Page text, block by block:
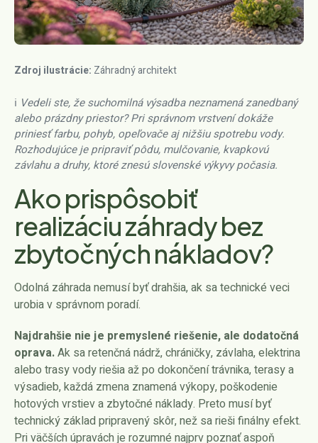
Zdroj ilustrácie: Záhradný architekt
ℹ️ Vedeli ste, že suchomilná výsadba neznamená zanedbaný
alebo prázdny priestor? Pri správnom vrstvení dokáže
priniesť farbu, pohyb, opeľovače aj nižšiu spotrebu vody.
Rozhodujúce je pripraviť pôdu, mulčovanie, kvapkovú
závlahu a druhy, ktoré znesú slovenské výkyvy počasia.
Ako prispôsobiť
realizáciu záhrady bez
zbytočných nákladov?
Odolná záhrada nemusí byť drahšia, ak sa technické veci
urobia v správnom poradí.
Najdrahšie nie je premyslené riešenie, ale dodatočná
oprava.Ak sa retenčná nádrž, chráničky, závlaha, elektrina
alebo trasy vody riešia až po dokončení trávnika, terasy a
výsadieb, každá zmena znamená výkopy, poškodenie
hotových vrstiev a zbytočné náklady. Preto musí byť
technický základ pripravený skôr, než sa rieši finálny efekt.
Pri väčších úpravách je rozumné najprv poznať aspoň